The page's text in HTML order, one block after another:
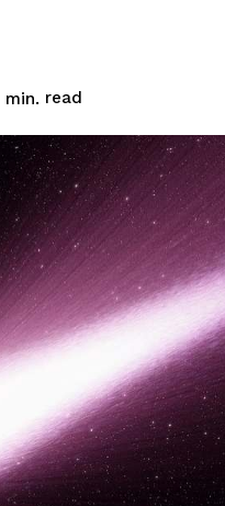
min. read